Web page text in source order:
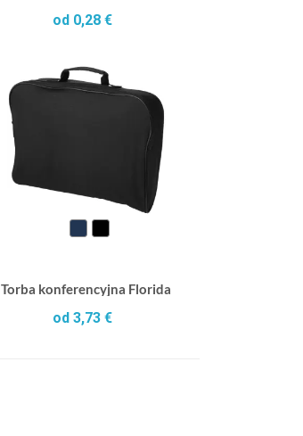
od 0,28 €
Torba konferencyjna Florida
od 3,73 €